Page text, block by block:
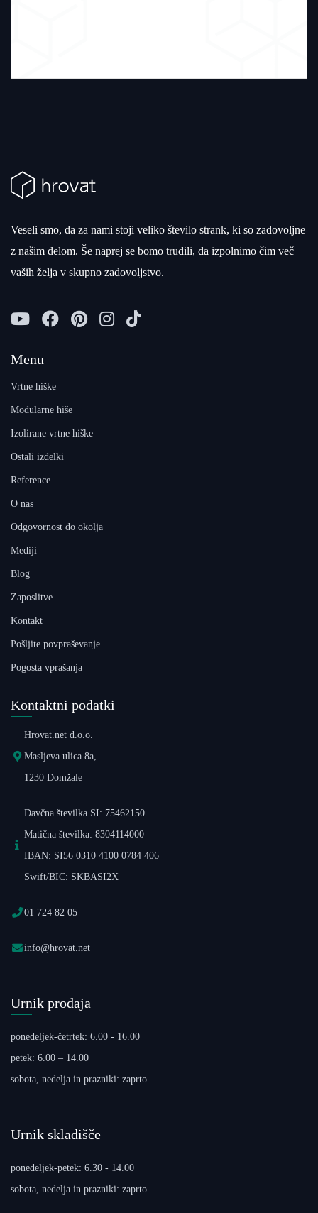
Veseli smo, da za nami stoji veliko število strank, ki so zadovoljne
z našim delom. Še naprej se bomo trudili, da izpolnimo čim več
vaših želja v skupno zadovoljstvo.
Menu
Vrtne hiške
Modularne hiše
Izolirane vrtne hiške
Ostali izdelki
Reference
O nas
Odgovornost do okolja
Mediji
Blog
Zaposlitve
Kontakt
Pošljite povpraševanje
Pogosta vprašanja
Kontaktni podatki
Hrovat.net d.o.o.
Masljeva ulica 8a,
1230 Domžale
Davčna številka SI: 75462150
Matična številka: 8304114000
IBAN: SI56 0310 4100 0784 406
Swift/BIC: SKBASI2X
01 724 82 05
info@hrovat.net
Urnik prodaja
ponedeljek-četrtek: 6.00 - 16.00
petek: 6.00 – 14.00
sobota, nedelja in prazniki: zaprto
Urnik skladišče
ponedeljek-petek: 6.30 - 14.00
sobota, nedelja in prazniki: zaprto